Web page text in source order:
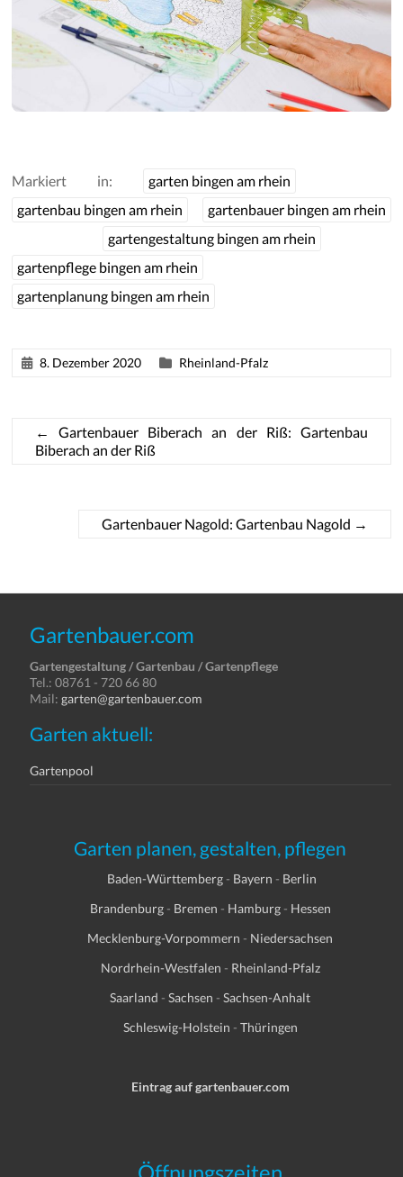
Markiert in:
garten bingen am rhein
gartenbau bingen am rhein
gartenbauer bingen am rhein
gartengestaltung bingen am rhein
gartenpflege bingen am rhein
gartenplanung bingen am rhein
8. Dezember 2020 Rheinland-Pfalz
←
Gartenbauer Biberach an der Riß: Gartenbau
Biberach an der Riß
Gartenbauer Nagold: Gartenbau Nagold →
Gartenbauer.com
Gartengestaltung / Gartenbau / Gartenpflege
Tel.: 08761 - 720 66 80
Mail:garten@gartenbauer.com
Garten aktuell:
Gartenpool
Garten planen, gestalten, pflegen
Baden-Württemberg- Bayern - Berlin
Brandenburg- Bremen - Hamburg- Hessen
Mecklenburg-Vorpommern - Niedersachsen
Nordrhein-Westfalen - Rheinland-Pfalz
Saarland -Sachsen -Sachsen-Anhalt
Schleswig-Holstein - Thüringen
Eintrag auf gartenbauer.com
Öffnungszeiten